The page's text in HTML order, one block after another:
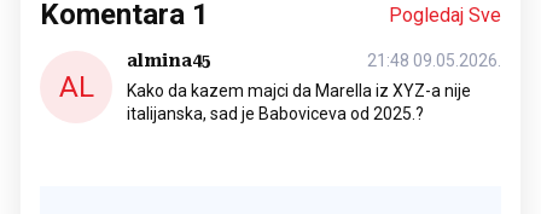
Komentara 1 Pogledaj Sve
AL
almina45
21:48 09.05.2026.
Kako da kazem majci da Marella iz XYZ-a nije
italijanska, sad je Baboviceva od 2025.?